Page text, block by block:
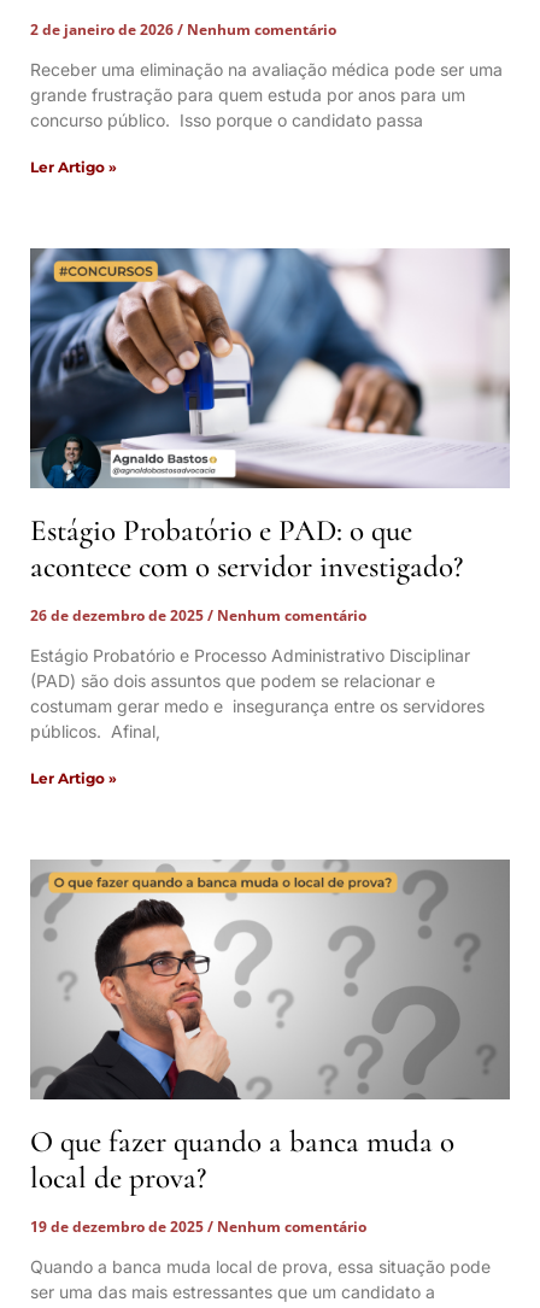
2 de janeiro de 2026
Nenhum comentário
Receber uma eliminação na avaliação médica pode ser uma
grande frustração para quem estuda por anos para um
concurso público. Isso porque o candidato passa
Ler Artigo »
Estágio Probatório e PAD: o que
acontece com o servidor investigado?
26 de dezembro de 2025
Nenhum comentário
Estágio Probatório e Processo Administrativo Disciplinar
(PAD) são dois assuntos que podem se relacionar e
costumam gerar medo e insegurança entre os servidores
públicos. Afinal,
Ler Artigo »
O que fazer quando a banca muda o
local de prova?
19 de dezembro de 2025
Nenhum comentário
Quando a banca muda local de prova, essa situação pode
ser uma das mais estressantes que um candidato a